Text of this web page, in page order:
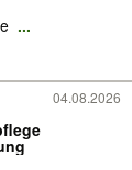
...
04.08.2026